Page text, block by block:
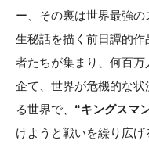
ー、その裏は世界最強
生秘話を描く前日譚的
者たちが集まり、何百
企て、世界が危機的な
る世界で、 “キングスマ
けようと戦いを繰り広げ